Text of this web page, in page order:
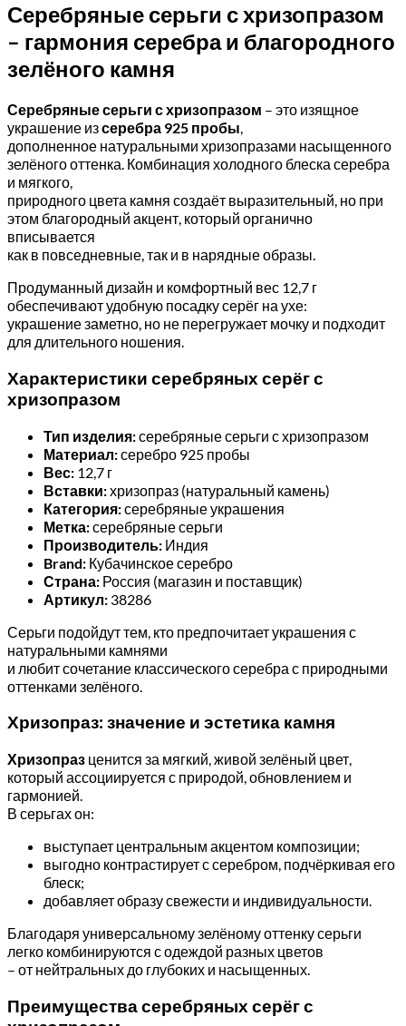
Серебряные серьги с хризопразом
– гармония серебра и благородного
зелёного камня
Серебряные серьги с хризопразом – это изящное
украшение изсеребра 925 пробы,
дополненное натуральными хризопразами насыщенного
зелёного оттенка. Комбинация холодного блеска серебра
и мягкого,
природного цвета камня создаёт выразительный, но при
этом благородный акцент, который органично
вписывается
как в повседневные, так и в нарядные образы.
Продуманный дизайн и комфортный вес 12,7 г
обеспечивают удобную посадку серёг на ухе:
украшение заметно, но не перегружает мочку и подходит
для длительного ношения.
Характеристики серебряных серёг с
хризопразом
Тип изделия:серебряные серьги с хризопразом
Материал:серебро 925 пробы
Вес: 12,7 г
Вставки:хризопраз (натуральный камень)
Категория:серебряные украшения
Метка:серебряные серьги
Производитель: Индия
Brand: Кубачинское серебро
Страна: Россия (магазин и поставщик)
Артикул: 38286
Серьги подойдут тем, кто предпочитает украшения с
натуральными камнями
и любит сочетание классического серебра с природными
оттенками зелёного.
Хризопраз: значение и эстетика камня
Хризопраз ценится за мягкий, живой зелёный цвет,
который ассоциируется с природой, обновлением и
гармонией.
В серьгах он:
выступает центральным акцентом композиции;
выгодно контрастирует с серебром, подчёркивая его
блеск;
добавляет образу свежести и индивидуальности.
Благодаря универсальному зелёному оттенку серьги
легко комбинируются с одеждой разных цветов
– от нейтральных до глубоких и насыщенных.
Преимущества серебряных серёг с